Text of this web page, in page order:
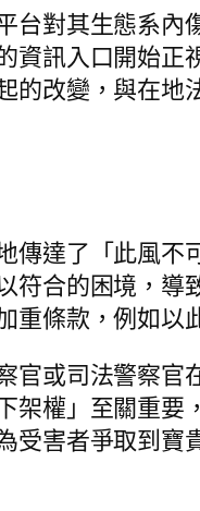
對其生態系內
資訊入口開始正
改變，與在
達了「此風
合的困境，導
條款，例如以
或司法警察
權」至關重要
害者爭取到